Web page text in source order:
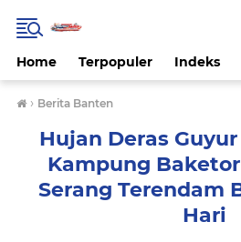
Home Terpopuler Indeks
› Berita Banten
Hujan Deras
Kampung
Serang Terendam
Hari